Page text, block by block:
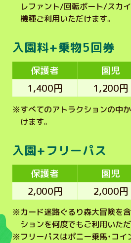
レファント/回転ボート/スカ
機種ご利用いただけます。
入園料+乗物5回券
保護者 園児
1,400円
1,200円
※すべてのアトラクションの中
けます。
入園+フリーパス
保護者 園児
2,000円
2,000円
※カード迷路ぐるり森大冒険を
ションを何度でもご利用いただ
※フリーパスはポニー乗馬・コイ